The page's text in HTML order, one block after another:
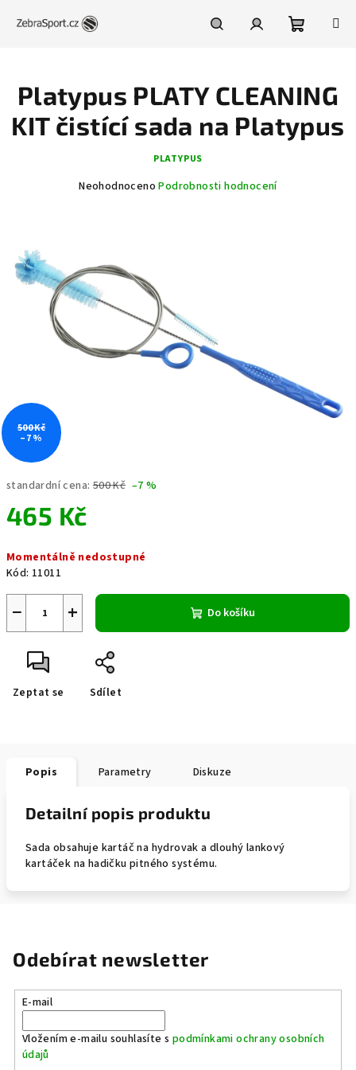
košík
standardní cena: 500 Kč –7 %
465 Kč
cena:
Momentálně nedostupné
Kód: 11011
+
− Do košíku
Zeptat se Sdílet
Platypus PLATY CLEANING
KIT čistící sada na Platypus
PLATYPUS
Průměrné
z
5
hvězdiček.
Neohodnoceno Podrobnosti hodnocení
500 Kč
–7 %
Popis Parametry Diskuze
Detailní popis produktu
Sada obsahuje kartáč na hydrovak a dlouhý lankový
kartáček na hadičku pitného systému.
Odebírat newsletter
E-mail
Vložením e-mailu souhlasíte s podmínkami ochrany osobních
údajů